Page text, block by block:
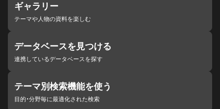
ギャラリー
テーマや人物の資料を楽しむ
データベースを見つける
連携しているデータベースを探す
テーマ別検索機能を使う
目的・分野毎に最適化された検索